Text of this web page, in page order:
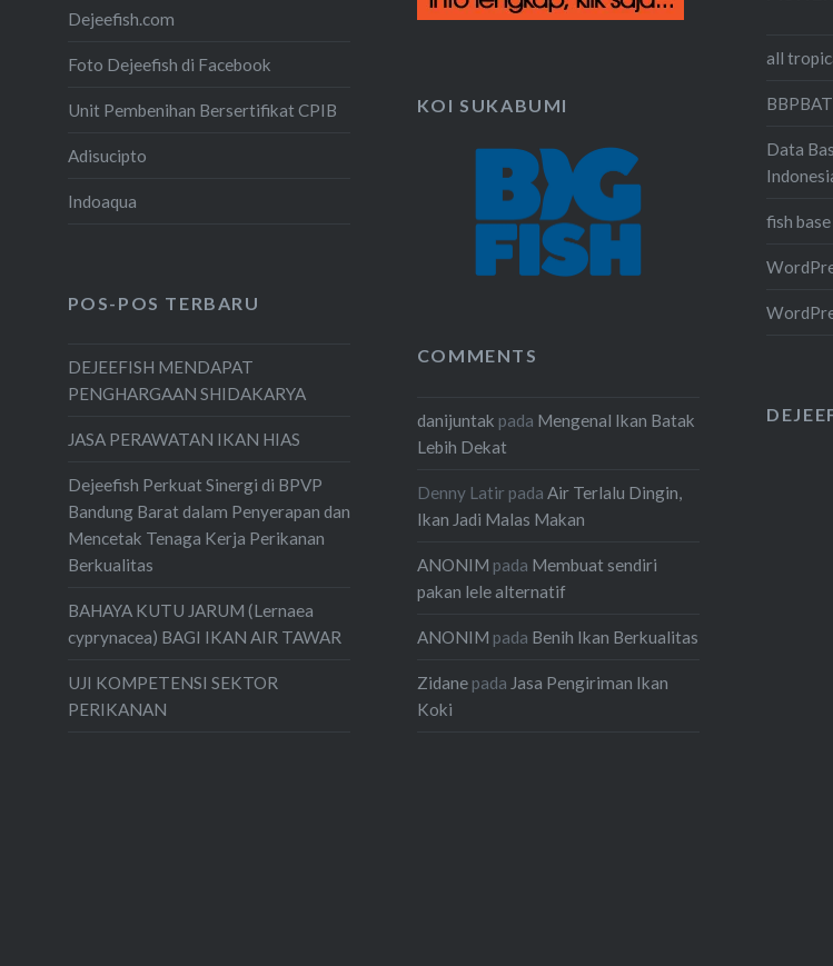
Dejeefish.com
Foto Dejeefish di Facebook
Unit Pembenihan Bersertifikat CPIB
Adisucipto
Indoaqua
all
BBPBAT
Data
fish base
KOI SUKABUMI
POS-POS TERBARU
DEJEEFISH MENDAPAT
PENGHARGAAN SHIDAKARYA
JASA PERAWATAN IKAN HIAS
Dejeefish Perkuat Sinergi di BPVP
Bandung Barat dalam Penyerapan dan
Mencetak Tenaga Kerja Perikanan
Berkualitas
BAHAYA KUTU JARUM (Lernaea
cyprynacea) BAGI IKAN AIR TAWAR
UJI KOMPETENSI SEKTOR
PERIKANAN
COMMENTS
danijuntak pada Mengenal Ikan Batak
Lebih Dekat
Denny Latir pada Air Terlalu Dingin,
Ikan Jadi Malas Makan
ANONIM pada Membuat sendiri
pakan lele alternatif
ANONIM pada Benih Ikan Berkualitas
Zidanepada Jasa Pengiriman Ikan
Koki